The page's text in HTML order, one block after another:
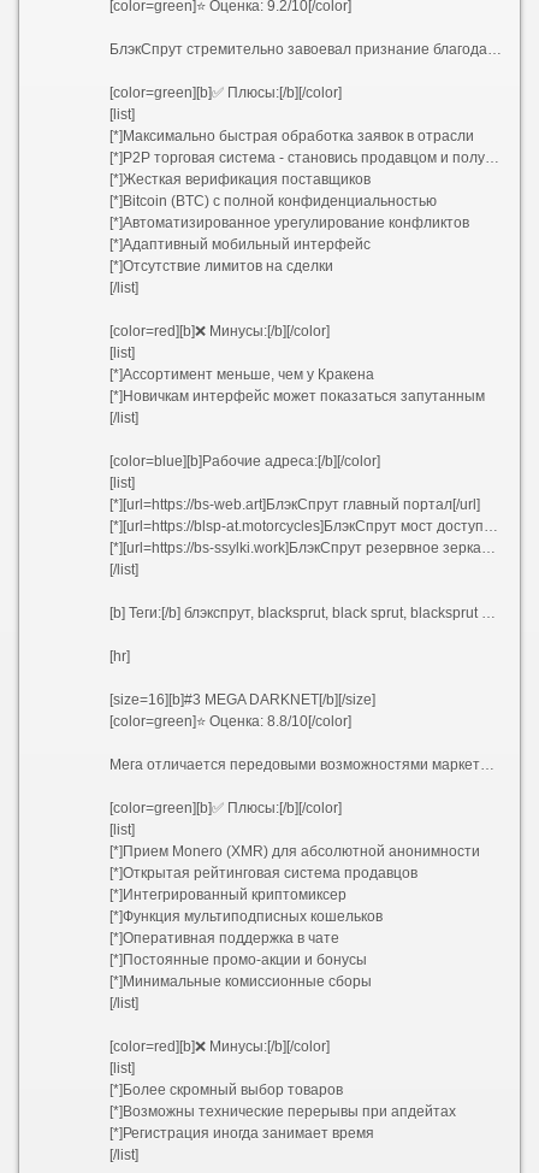
[color=green]⭐ Оценка: 9.2/10[/color]
БлэкСпрут стремительно завоевал признание благодаря мгновенным транзакциям и превосходной проверке поставщиков. Площадка славится русскоязычным комьюнити, при этом поддерживает все основные языки.
[color=green][b]✅ Плюсы:[/b][/color]
[list]
[*]Максимально быстрая обработка заявок в отрасли
[*]P2P торговая система - становись продавцом и получай доход
[*]Жесткая верификация поставщиков
[*]Bitcoin (BTC) с полной конфиденциальностью
[*]Автоматизированное урегулирование конфликтов
[*]Адаптивный мобильный интерфейс
[*]Отсутствие лимитов на сделки
[/list]
[color=red][b]❌ Минусы:[/b][/color]
[list]
[*]Ассортимент меньше, чем у Кракена
[*]Новичкам интерфейс может показаться запутанным
[/list]
[color=blue][b]Рабочие адреса:[/b][/color]
[list]
[*][url=https://bs-web.art]БлэкСпрут главный портал[/url]
[*][url=https://blsp-at.motorcycles]БлэкСпрут мост доступа[/url]
[*][url=https://bs-ssylki.work]БлэкСпрут резервное зеркало[/url]
[/list]
[b] Теги:[/b] блэкспрут, blacksprut, black sprut, blacksprut market, blacksprut onion, blacksprut tor, bs darknet, blacksprut official, blsp at, blsp ap, blsp at сайт, blsp at ru, blsp at media, bs2best at, bs2web at
[hr]
[size=16][b]#3 MEGA DARKNET[/b][/size]
[color=green]⭐ Оценка: 8.8/10[/color]
Мега отличается передовыми возможностями маркетплейса и активным сообществом. Проект акцентирует внимание на открытости продавцов через подробные оценки и комментарии покупателей.
[color=green][b]✅ Плюсы:[/b][/color]
[list]
[*]Прием Monero (XMR) для абсолютной анонимности
[*]Открытая рейтинговая система продавцов
[*]Интегрированный криптомиксер
[*]Функция мультиподписных кошельков
[*]Оперативная поддержка в чате
[*]Постоянные промо-акции и бонусы
[*]Минимальные комиссионные сборы
[/list]
[color=red][b]❌ Минусы:[/b][/color]
[list]
[*]Более скромный выбор товаров
[*]Возможны технические перерывы при апдейтах
[*]Регистрация иногда занимает время
[/list]